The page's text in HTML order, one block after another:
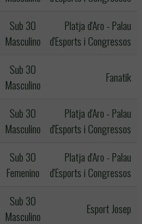
Sub 30
Masculino
Platja d'Aro - Palau
d'Esports i Congressos
Sub 30
Masculino
Fanatik
Sub 30
Masculino
Platja d'Aro - Palau
d'Esports i Congressos
Sub 30
Femenino
Platja d'Aro - Palau
d'Esports i Congressos
Sub 30
Masculino
Esport Josep